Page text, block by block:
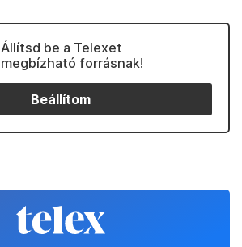
Állítsd be a Telexet
megbízható forrásnak!
Beállítom